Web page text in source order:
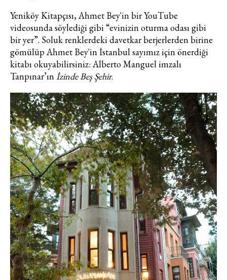
Yeniköy Kitapçısı, Ahmet Bey'in bir YouTube
videosunda söylediği gibi “evinizin oturma odası gibi
bir yer”. Soluk renklerdeki davetkar berjerlerden birine
gömülüp Ahmet Bey'in İstanbul sayımız için önerdiği
kitabı okuyabilirsiniz: Alberto Manguel imzalı
Tanpınar’ınİzinde Beş Şehir.